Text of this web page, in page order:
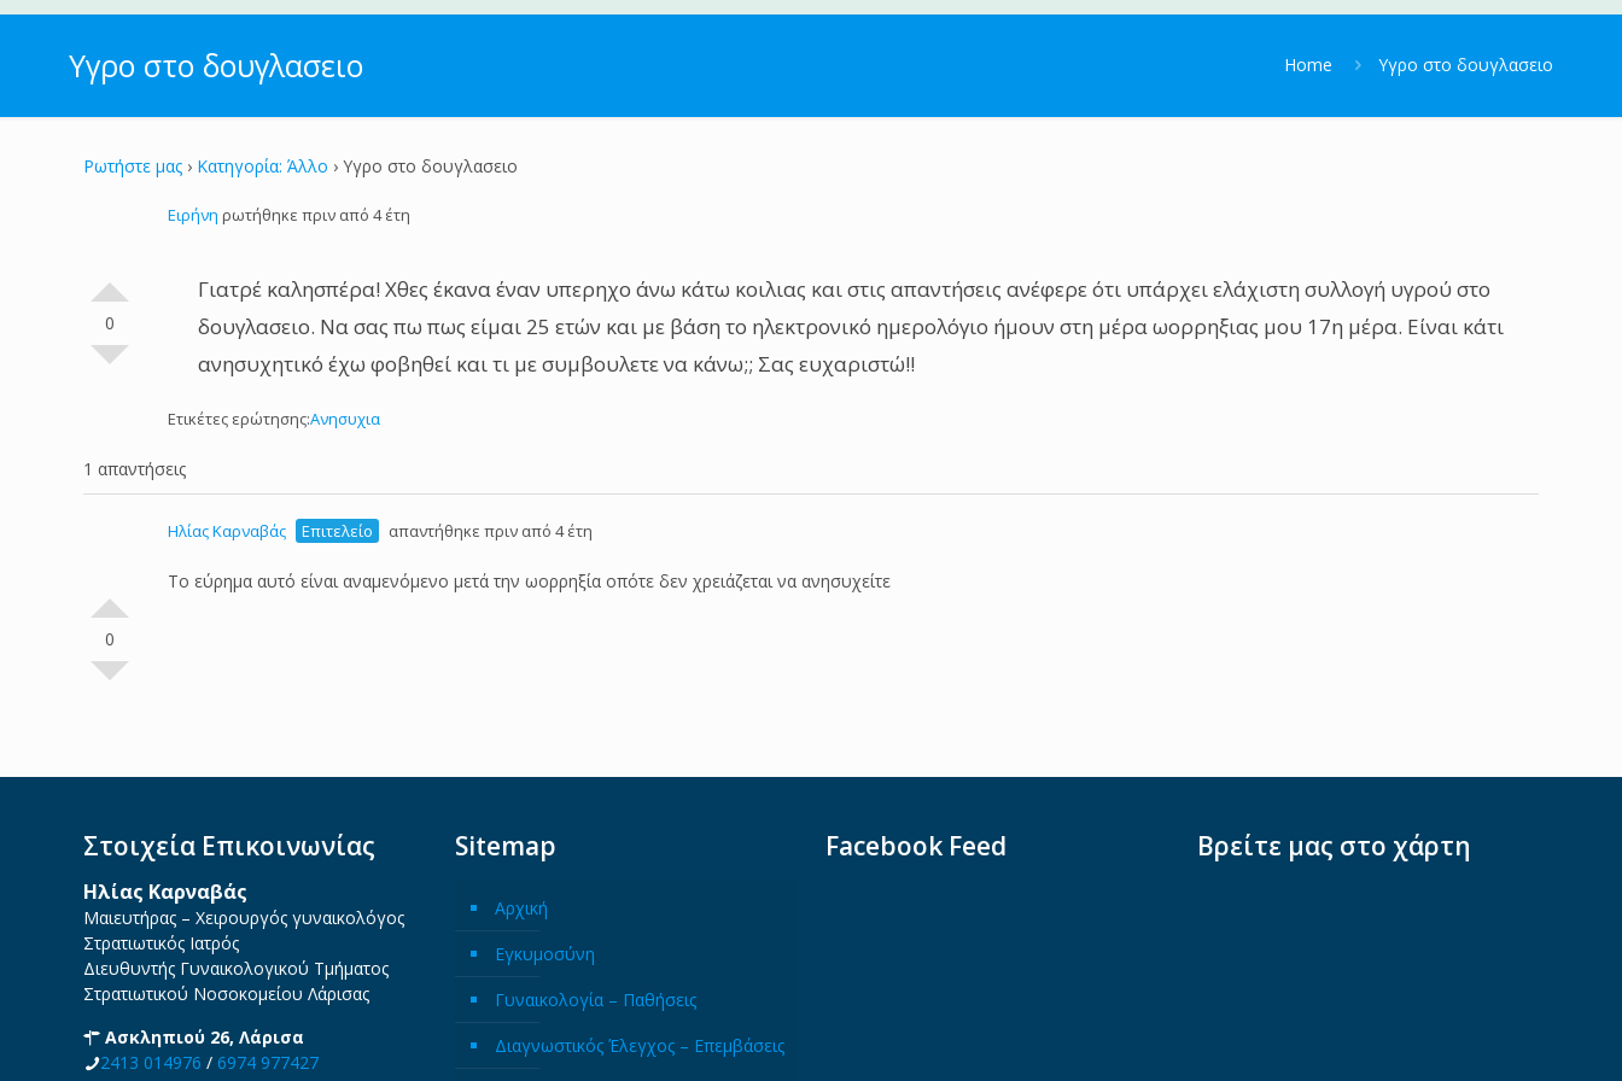
Υγρο στο δουγλασειο Home Υγρο στο δουγλασειο
Ρωτήστε μας › Κατηγορία: Άλλο ›Υγρο στο δουγλασειο
0
Ειρήνη ρωτήθηκε πριν από 4 έτη
Γιατρέ καλησπέρα! Χθες έκανα έναν υπερηχο άνω κάτω κοιλιας και στις απαντήσεις ανέφερε ότι υπάρχει ελάχιστη συλλογή υγρού στο
δουγλασειο. Να σας πω πως είμαι 25 ετών και με βάση το ηλεκτρονικό ημερολόγιο ήμουν στη μέρα ωορρηξιας μου 17η μέρα. Είναι κάτι
ανησυχητικό έχω φοβηθεί και τι με συμβουλετε να κάνω;; Σας ευχαριστώ!!
Ετικέτες ερώτησης:Ανησυχια
1 απαντήσεις
0
Ηλίας Καρναβάς Επιτελείο απαντήθηκε πριν από 4 έτη
Το εύρημα αυτό είναι αναμενόμενο μετά την ωορρηξία οπότε δεν χρειάζεται να ανησυχείτε
Στοιχεία Επικοινωνίας
Ηλίας Καρναβάς
Μαιευτήρας – Χειρουργός γυναικολόγος
Στρατιωτικός Ιατρός
Διευθυντής Γυναικολογικού Τμήματος
Στρατιωτικού Νοσοκομείου Λάρισας
Ασκληπιού 26, Λάρισα
2413 014976 / 6974 977427
Sitemap
Αρχική
Εγκυμοσύνη
Γυναικολογία – Παθήσεις
Διαγνωστικός Έλεγχος – Επεμβάσεις
Facebook Feed Βρείτε μας στο χάρτη